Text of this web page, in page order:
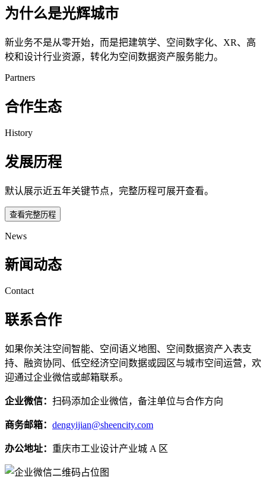
为什么是光辉城市
新业务不是从零开始，而是把建筑学、空间数字化、XR、高
校和设计行业资源，转化为空间数据资产服务能力。
Partners
合作生态
History
发展历程
默认展示近五年关键节点，完整历程可展开查看。
查看完整历程
News
新闻动态
Contact
联系合作
如果你关注空间智能、空间语义地图、空间数据资产入表支
持、融资协同、低空经济空间数据或园区与城市空间运营，欢
迎通过企业微信或邮箱联系。
企业微信： 扫码添加企业微信，备注单位与合作方向
商务邮箱： dengyijian@sheencity.com
办公地址： 重庆市工业设计产业城 A 区